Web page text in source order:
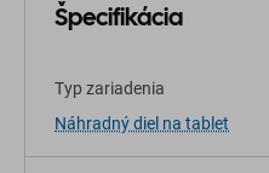
Špecifikácia
Typ zariadenia
Náhradný diel na tablet